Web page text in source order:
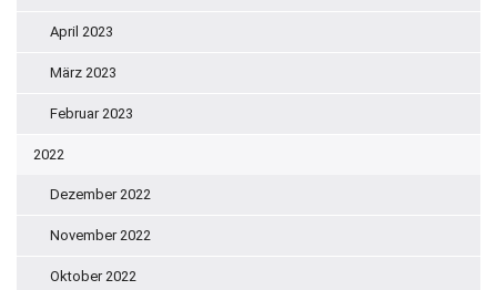
April 2023
März 2023
Februar 2023
2022
Dezember 2022
November 2022
Oktober 2022